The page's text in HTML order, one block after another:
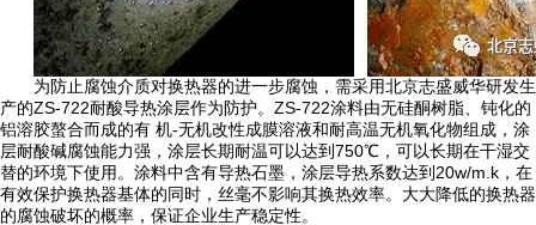
为防止腐蚀介质对换热器的进一步腐蚀，需采用北京志盛威华研发生
产的ZS-722耐酸导热涂层作为防护。ZS-722涂料由无硅酮树脂、钝化的
铝溶胶螯合而成的有 机-无机改性成膜溶液和耐高温无机氧化物组成，涂
层耐酸碱腐蚀能力强，涂层长期耐温可以达到750℃，可以长期在干湿交
替的环境下使用。涂料中含有导热石墨，涂层导热系数达到20w/m.k，在
有效保护换热器基体的同时，丝毫不影响其换热效率。大大降低的换热器
的腐蚀破坏的概率，保证企业生产稳定性。